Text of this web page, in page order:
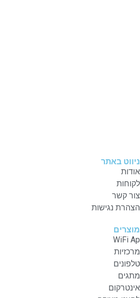
ניווט באתר
אודות
לקוחות
צור קשר
הצהרת נגישות
מוצרים
WiFi Ap
מרכזיות
טלפונים
מתגים
אינטרקום